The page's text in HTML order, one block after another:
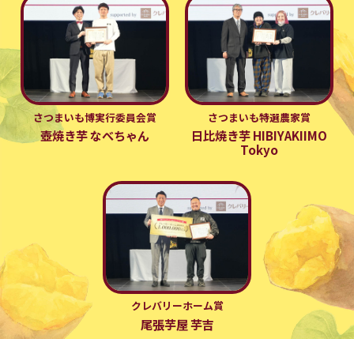
さつまいも博実行委員会賞
壺焼き芋 なべちゃん
さつまいも特選農家賞
日比焼き芋 HIBIYAKIIMO
Tokyo
クレバリーホーム賞
尾張芋屋 芋吉